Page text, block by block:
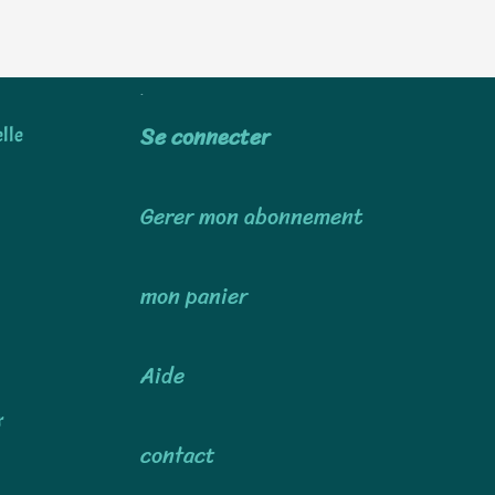
Se connecter
Gerer mon abonnement
mon panier
Aide
contact